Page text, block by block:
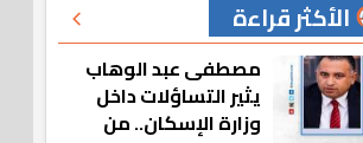
الأكثر قراءة
مصطفى عبد الوهاب
يثير التساؤلات داخل
وزارة الإسكان.. من